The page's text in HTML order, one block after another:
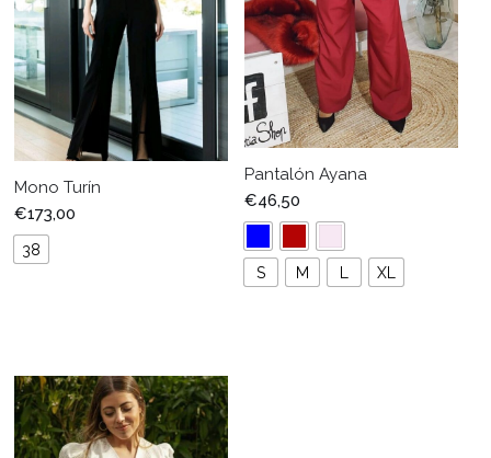
Mono Turín
€173,00
38
Pantalón Ayana
€46,50
S M XL